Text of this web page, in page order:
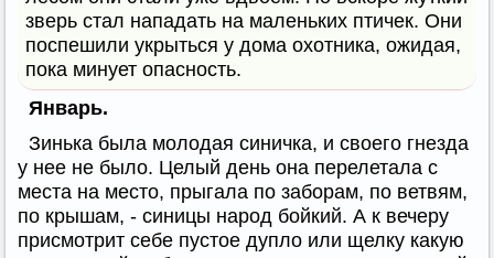
зверь стал нападать на маленьких птичек. Они
поспешили укрыться у дома охотника, ожидая,
пока минует опасность.
Январь.
Зинька была молодая синичка, и своего гнезда
у нее не было. Целый день она перелетала с
места на место, прыгала по заборам, по ветвям,
по крышам, - синицы народ бойкий. А к вечеру
присмотрит себе пустое дупло или щелку какую